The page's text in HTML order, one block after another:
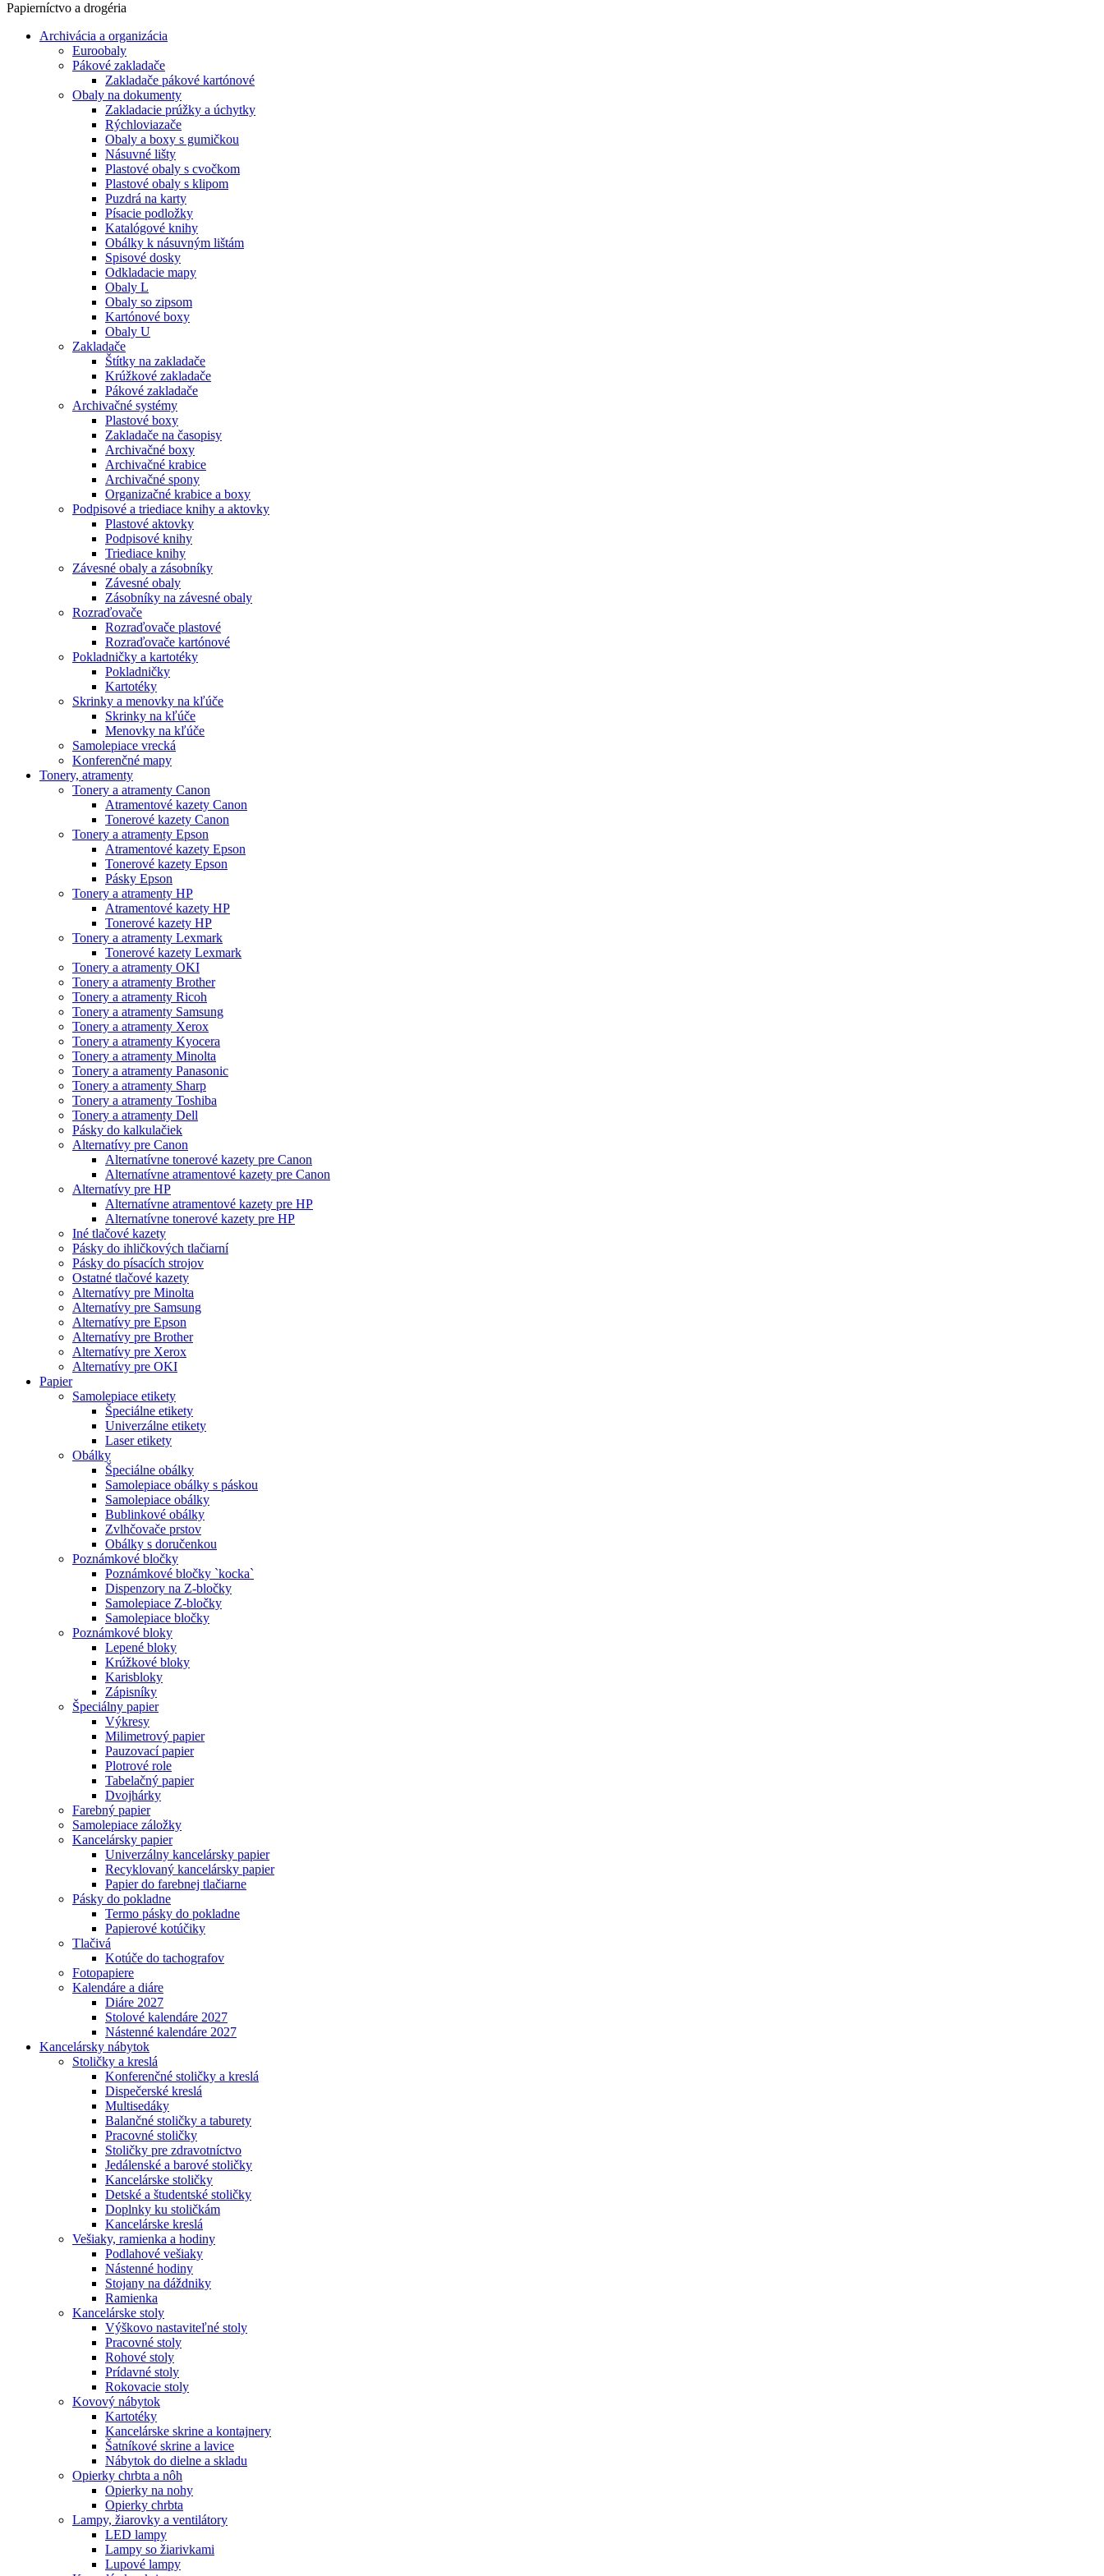
Papierníctvo a drogéria
Archivácia a organizácia
Euroobaly
Pákové zakladače
Zakladače pákové kartónové
Obaly na dokumenty
Zakladacie prúžky a úchytky
Rýchloviazače
Obaly a boxy s gumičkou
Násuvné lišty
Plastové obaly s cvočkom
Plastové obaly s klipom
Puzdrá na karty
Písacie podložky
Katalógové knihy
Obálky k násuvným lištám
Spisové dosky
Odkladacie mapy
Obaly L
Obaly so zipsom
Kartónové boxy
Obaly U
Zakladače
Štítky na zakladače
Krúžkové zakladače
Pákové zakladače
Archivačné systémy
Plastové boxy
Zakladače na časopisy
Archivačné boxy
Archivačné krabice
Archivačné spony
Organizačné krabice a boxy
Podpisové a triediace knihy a aktovky
Plastové aktovky
Podpisové knihy
Triediace knihy
Závesné obaly a zásobníky
Závesné obaly
Zásobníky na závesné obaly
Rozraďovače
Rozraďovače plastové
Rozraďovače kartónové
Pokladničky a kartotéky
Pokladničky
Kartotéky
Skrinky a menovky na kľúče
Skrinky na kľúče
Menovky na kľúče
Samolepiace vrecká
Konferenčné mapy
Tonery, atramenty
Tonery a atramenty Canon
Atramentové kazety Canon
Tonerové kazety Canon
Tonery a atramenty Epson
Atramentové kazety Epson
Tonerové kazety Epson
Pásky Epson
Tonery a atramenty HP
Atramentové kazety HP
Tonerové kazety HP
Tonery a atramenty Lexmark
Tonerové kazety Lexmark
Tonery a atramenty OKI
Tonery a atramenty Brother
Tonery a atramenty Ricoh
Tonery a atramenty Samsung
Tonery a atramenty Xerox
Tonery a atramenty Kyocera
Tonery a atramenty Minolta
Tonery a atramenty Panasonic
Tonery a atramenty Sharp
Tonery a atramenty Toshiba
Tonery a atramenty Dell
Pásky do kalkulačiek
Alternatívy pre Canon
Alternatívne tonerové kazety pre Canon
Alternatívne atramentové kazety pre Canon
Alternatívy pre HP
Alternatívne atramentové kazety pre HP
Alternatívne tonerové kazety pre HP
Iné tlačové kazety
Pásky do ihličkových tlačiarní
Pásky do písacích strojov
Ostatné tlačové kazety
Alternatívy pre Minolta
Alternatívy pre Samsung
Alternatívy pre Epson
Alternatívy pre Brother
Alternatívy pre Xerox
Alternatívy pre OKI
Papier
Samolepiace etikety
Špeciálne etikety
Univerzálne etikety
Laser etikety
Obálky
Špeciálne obálky
Samolepiace obálky s páskou
Samolepiace obálky
Bublinkové obálky
Zvlhčovače prstov
Obálky s doručenkou
Poznámkové bločky
Poznámkové bločky `kocka`
Dispenzory na Z-bločky
Samolepiace Z-bločky
Samolepiace bločky
Poznámkové bloky
Lepené bloky
Krúžkové bloky
Karisbloky
Zápisníky
Špeciálny papier
Výkresy
Milimetrový papier
Pauzovací papier
Plotrové role
Tabelačný papier
Dvojhárky
Farebný papier
Samolepiace záložky
Kancelársky papier
Univerzálny kancelársky papier
Recyklovaný kancelársky papier
Papier do farebnej tlačiarne
Pásky do pokladne
Termo pásky do pokladne
Papierové kotúčiky
Tlačivá
Kotúče do tachografov
Fotopapiere
Kalendáre a diáre
Diáre 2027
Stolové kalendáre 2027
Nástenné kalendáre 2027
Kancelársky nábytok
Stoličky a kreslá
Konferenčné stoličky a kreslá
Dispečerské kreslá
Multisedáky
Balančné stoličky a taburety
Pracovné stoličky
Stoličky pre zdravotníctvo
Jedálenské a barové stoličky
Kancelárske stoličky
Detské a študentské stoličky
Doplnky ku stoličkám
Kancelárske kreslá
Vešiaky, ramienka a hodiny
Podlahové vešiaky
Nástenné hodiny
Stojany na dáždniky
Ramienka
Kancelárske stoly
Výškovo nastaviteľné stoly
Pracovné stoly
Rohové stoly
Prídavné stoly
Rokovacie stoly
Kovový nábytok
Kartotéky
Kancelárske skrine a kontajnery
Šatníkové skrine a lavice
Nábytok do dielne a skladu
Opierky chrbta a nôh
Opierky na nohy
Opierky chrbta
Lampy, žiarovky a ventilátory
LED lampy
Lampy so žiarivkami
Lupové lampy